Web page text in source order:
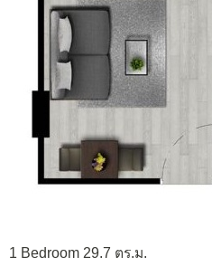
1 Bedroom 29.7 ตร.ม.